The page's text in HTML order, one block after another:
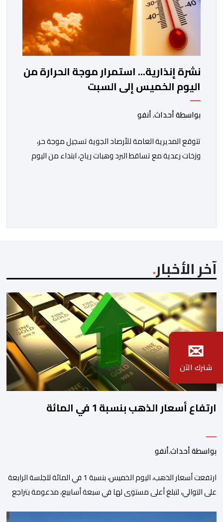
نشرة إنذارية... استمرار موجة الحرارة من
اليوم الخميس إلى السبت
بواسطة أحداث. أنفو
تتوقع المديرية العامة للأرصاد الجوية تسجيل موجة حر،
وزخات رعدية مع تساقط البرد وهبات رياح، ابتداء من اليوم
[…]
آخر الأخبار
ارتفاع أسعار الذهب بنسبة 1 في المائة
بواسطة أحداث.أنفو
ارتفعت أسعار الذهب، اليوم الخميس، بنسبة 1 في المائة للجلسة الرابعة
على التوالي، لتبلغ أعلى مستوى لها في سبعة أسابيع، مدعومة بتراجع
✉
شترك الآن